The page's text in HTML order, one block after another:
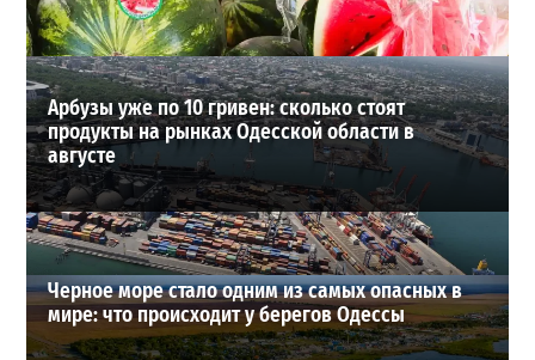
ВИБОР РЕДАКЦИИ
Арбузы уже по 10 гривен: сколько стоят
продукты на рынках Одесской области в
августе
Черное море стало одним из самых опасных в
мире: что происходит у берегов Одессы